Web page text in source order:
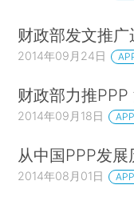
财政部发文推
2014年09月24日
财政部力推
2014年09月18日
从中国PPP发
2014年08月01日